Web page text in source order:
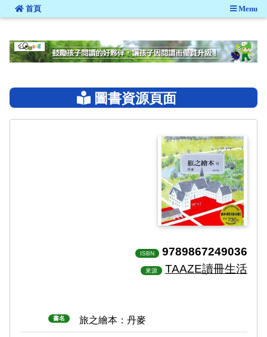
::: 首頁 Menu
圖書資源頁面
ISBN 9789867249036
來源 TAAZE讀冊生活
書名 旅之繪本：丹麥